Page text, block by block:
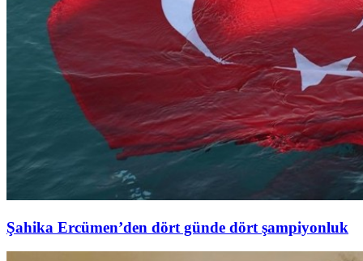
Şahika Ercümen’den dört günde dört şampiyonluk